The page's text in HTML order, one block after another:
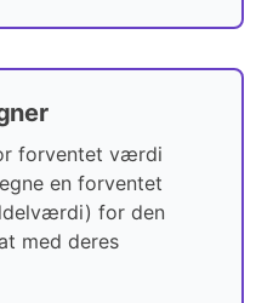
forventet værdi
en forventet
for den
med deres